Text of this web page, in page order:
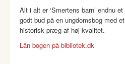
Alt i alt er ‘Smertens barn’ endnu et
godt bud på en ungdomsbog med et
historisk præg af høj kvalitet.
Lån bogen på bibliotek.dk